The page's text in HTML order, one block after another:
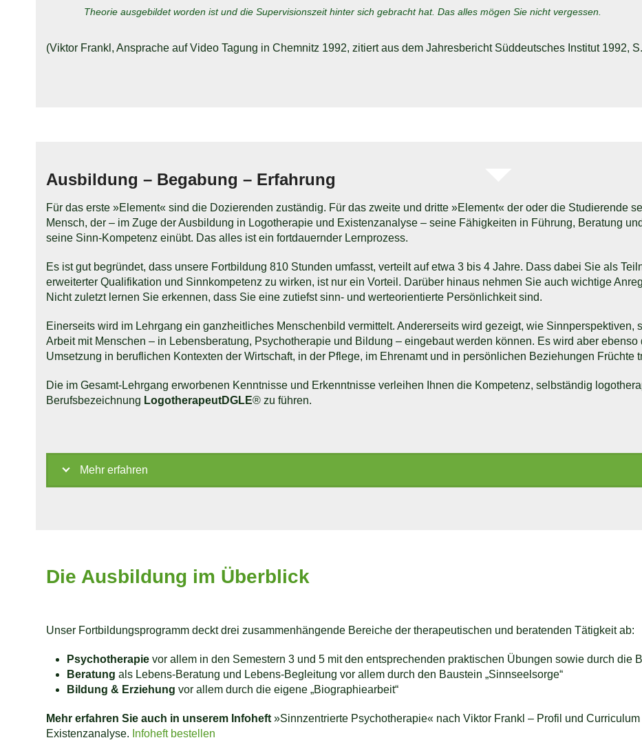
Theorie ausgebildet worden ist und die Supervisionszeit hinter sich gebracht hat. Das alles mögen Sie nicht vergessen.
(Viktor Frankl, Ansprache auf Video Tagung in Chemnitz 1992, zitiert aus dem Jahresbericht Süddeutsches Institut 1992,
Ausbildung – Begabung – Erfahrung
Für das erste »Element« sind die Dozierenden zuständig. Für das zweite und dritte »Element« der oder die Studierende
Mensch, der – im Zuge der Ausbildung in Logotherapie und Existenzanalyse – seine Fähigkeiten in Führung, Beratung
seine Sinn-Kompetenz einübt. Das alles ist ein fortdauernder Lernprozess.
Es ist gut begründet, dass unsere Fortbildung 810 Stunden umfasst, verteilt auf etwa 3 bis 4 Jahre. Dass dabei Sie als
erweiterter Qualifikation und Sinnkompetenz zu wirken, ist nur ein Vorteil. Darüber hinaus nehmen Sie auch wichtige
Nicht zu­letzt lernen Sie erkennen, dass Sie eine zutiefst sinn- und werteorientierte Persönlichkeit sind.
Einerseits wird im Lehrgang ein ganzheitliches Menschenbild vermittelt. Andererseits wird gezeigt, wie
Arbeit mit Menschen – in Lebensberatung, Psychotherapie und Bildung – eingebaut werden können. Es wird aber
Umsetzung in beruflichen Kontexten der Wirtschaft, in der Pflege, im Ehrenamt und in persönlichen Beziehungen Früchte
Die im Gesamt-Lehrgang erworbenen Kenntnisse und Erkenntnisse verleihen Ihnen die Kompetenz, selbständig
Berufsbezeichnung LogotherapeutDGLE® zu führen.
Mehr erfahren
Die Ausbildung im Überblick
Unser Fortbildungsprogramm deckt drei zusammenhängende Bereiche der therapeutischen und beratenden Tätigkeit ab:
Psychotherapie vor allem in den Semestern 3 und 5 mit den entsprechenden praktischen Übungen sowie durch die
Beratung als Lebens-Beratung und Lebens-Begleitung vor allem durch den Baustein „Sinnseelsorge“
Bildung & Erziehung vor allem durch die eigene „Biographiearbeit“
Mehr erfahren Sie auch in unserem Infoheft »Sinnzentrierte Psychotherapie« nach Viktor Frankl – Profil und
Existenzanalyse. Infoheft bestellen